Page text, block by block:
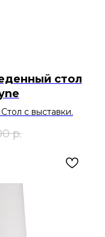
стол
с выставки.
р.